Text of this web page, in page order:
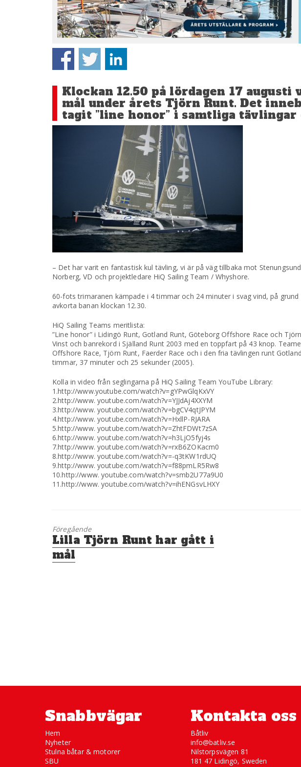
Klockan 12.50 på lördagen 17
mål under årets Tjörn Runt. Det
tagit ”line honor” i samtliga tävlingar
– Det har varit en fantastisk kul tävling, vi är på väg tillbaka mot
Norberg, VD och projektledare HiQ Sailing Team / Whyshore.
60-fots trimaranen kämpade i 4 timmar och 24 minuter i svag vind, på
avkorta banan klockan 12.30.
HiQ Sailing Teams meritlista:
”Line honor” i Lidingö Runt, Gotland Runt, Göteborg Offshore Race och
Vinst och banrekord i Själland Runt 2003 med en toppfart på 43 knop.
Offshore Race, Tjörn Runt, Faerder Race och i den fria tävlingen runt
timmar, 37 minuter och 25 sekunder (2005).
Kolla in video från seglingarna på HiQ Sailing Team YouTube Library:
1.http://www.youtube.com/watch?v=gYPwGlqKxVY
2.http://www. youtube.com/watch?v=YJJdAj4XXYM
3.http://www. youtube.com/watch?v=bgCV4qtJPYM
4.http://www. youtube.com/watch?v=HxllP-RJARA
5.http://www. youtube.com/watch?v=ZhtFDWt7zSA
6.http://www. youtube.com/watch?v=h3LjO5fyj4s
7.http://www. youtube.com/watch?v=rxB6ZOKacm0
8.http://www. youtube.com/watch?v=-q3tKW1rdUQ
9.http://www. youtube.com/watch?v=f88pmLR5Rw8
10.http://www. youtube.com/watch?v=smb2U77a9U0
11.http://www. youtube.com/watch?v=ihENGsvLHXY
Föregående
Föregående
inlägg:
Lilla Tjörn Runt har gått i
mål
Snabbvägar
Hem
Nyheter
Stulna båtar & motorer
SBU
Kontakta oss
Båtliv
info@batliv.se
Nilstorpsvägen 81
181 47 Lidingö, Sweden